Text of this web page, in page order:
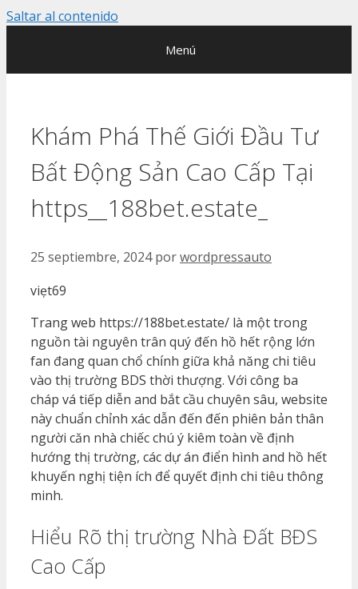
Saltar al contenido
Menú
Khám Phá Thế Giới Đầu Tư
Bất Động Sản Cao Cấp Tại
https__188bet.estate_
25 septiembre, 2024 porwordpressauto
viẹt69
Trang web https://188bet.estate/ là một trong
nguồn tài nguyên trân quý đến hồ hết rộng lớn
fan đang quan chổ chính giữa khả năng chi tiêu
vào thị trường BDS thời thượng. Với công ba
cháp vá tiếp diễn and bắt cầu chuyên sâu, website
này chuẩn chỉnh xác dẫn đến đến phiên bản thân
người căn nhà chiếc chú ý kiêm toàn về định
hướng thị trường, các dự án điển hình and hồ hết
khuyến nghị tiện ích để quyết định chi tiêu thông
minh.
Hiểu Rõ thị trường Nhà Đất BĐS
Cao Cấp